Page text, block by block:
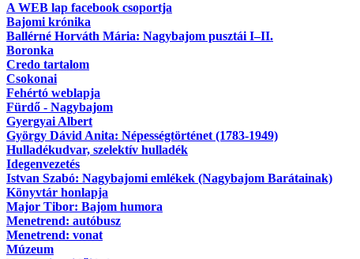
A WEB lap facebook csoportja
Bajomi krónika
Ballérné Horváth Mária: Nagybajom pusztái I–II.
Boronka
Credo tartalom
Csokonai
Fehértó weblapja
Fürdő - Nagybajom
Gyergyai Albert
György Dávid Anita: Népességtörténet (1783-1949)
Hulladékudvar, szelektív hulladék
Idegenvezetés
Istvan Szabó: Nagybajomi emlékek (Nagybajom Barátainak)
Könyvtár honlapja
Major Tibor: Bajom humora
Menetrend: autóbusz
Menetrend: vonat
Múzeum